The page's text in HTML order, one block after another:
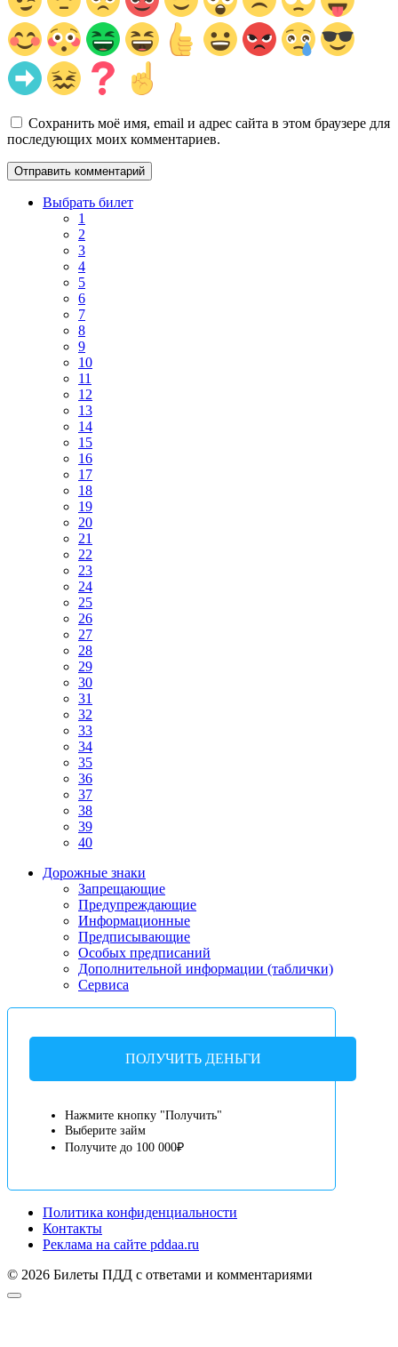
Сохранить моё имя, email и адрес сайта в этом браузере для
последующих моих комментариев.
Выбрать билет
1
2
3
4
5
6
7
8
9
10
11
12
13
14
15
16
17
18
19
20
21
22
23
24
25
26
27
28
29
30
31
32
33
34
35
36
37
38
39
40
Дорожные знаки
Запрещающие
Предупреждающие
Информационные
Предписывающие
Особых предписаний
Дополнительной информации (таблички)
Сервиса
ПОЛУЧИТЬ ДЕНЬГИ
Нажмите кнопку "Получить"
Выберите займ
Получите до 100 000₽
Политика конфиденциальности
Контакты
Реклама на сайте pddaa.ru
© 2026 Билеты ПДД с ответами и комментариями